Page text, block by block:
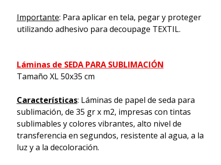
Importante: Para aplicar en tela, pegar y proteger
utilizando adhesivo para decoupage TEXTIL.
Láminas de SEDA PARA SUBLIMACIÓN
Tamaño XL 50x35 cm
Características: Láminas de papel de seda para
sublimación, de 35 gr x m2, impresas con tintas
sublimables y colores vibrantes, alto nivel de
transferencia en segundos, resistente al agua, a la
luz y a la decoloración.